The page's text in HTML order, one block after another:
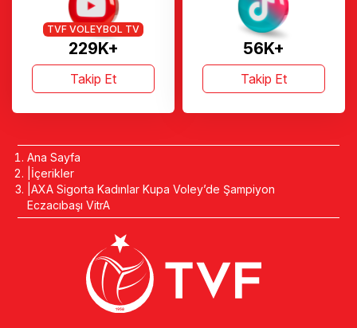
229K+
TVF VOLEYBOL TV
Takip Et
56K+
Takip Et
Ana Sayfa
İçerikler
AXA Sigorta Kadınlar Kupa Voley’de Şampiyon
Eczacıbaşı VitrA